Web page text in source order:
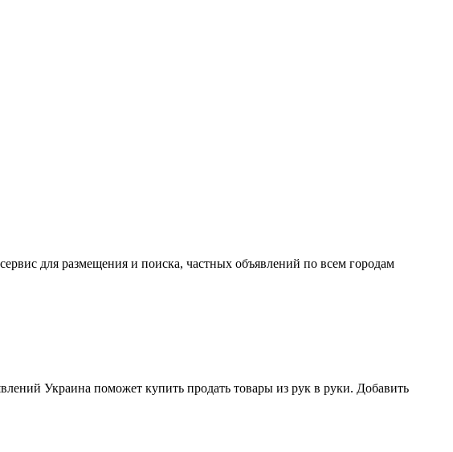
для размещения и поиска, частных объявлений по всем городам
Украина поможет купить продать товары из рук в руки. Добавить